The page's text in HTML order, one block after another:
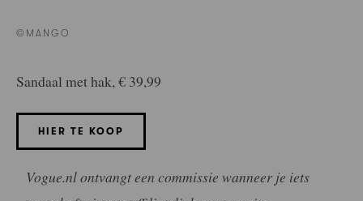
©MANGO
Sandaal met hak, € 39,99
HIER TE KOOP
Vogue.nl ontvangt een commissie wanneer je iets